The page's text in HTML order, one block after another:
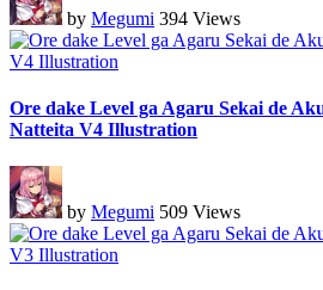
by Megumi 394 Views
Ore dake Level ga Agaru Sekai de
Natteita V4 Illustration
by Megumi 509 Views